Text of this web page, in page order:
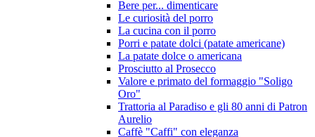
Bere per... dimenticare
Le curiosità del porro
La cucina con il porro
Porri e patate dolci (patate americane)
La patate dolce o americana
Prosciutto al Prosecco
Valore e primato del formaggio "Soligo
Oro"
Trattoria al Paradiso e gli 80 anni di Patron
Aurelio
Caffè "Caffi" con eleganza